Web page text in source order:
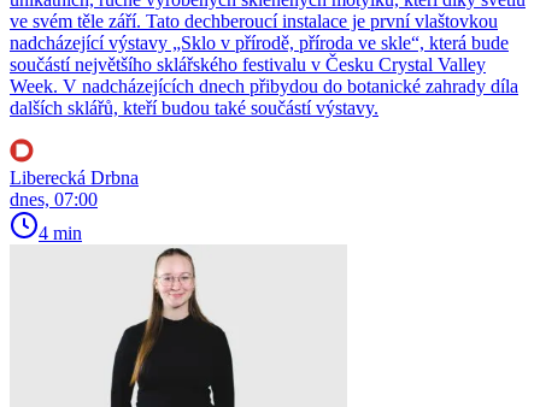
ve svém těle září. Tato dechberoucí instalace je první vlaštovkou
nadcházející výstavy „Sklo v přírodě, příroda ve skle“, která bude
součástí největšího sklářského festivalu v Česku Crystal Valley
Week. V nadcházejících dnech přibydou do botanické zahrady díla
dalších sklářů, kteří budou také součástí výstavy.
Liberecká Drbna
dnes, 07:00
4 min